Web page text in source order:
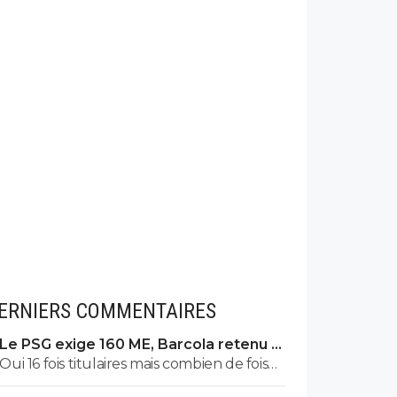
COMMENTAIRES
Le PSG exige 160 ME, Barcola retenu à
Paris
Oui 16 fois titulaires mais combien de fois
titulaire par défaut du fait d un blessé ou